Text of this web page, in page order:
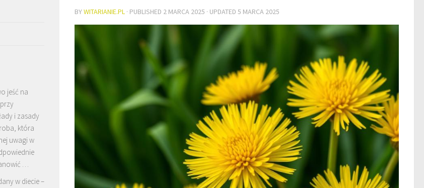
BYWITARIANIE.PL · PUBLISHED 2 MARCA 2025 · UPDATED 5 MARCA 2025
jeść na
i zasady
która
uwagi w
…
w diecie –